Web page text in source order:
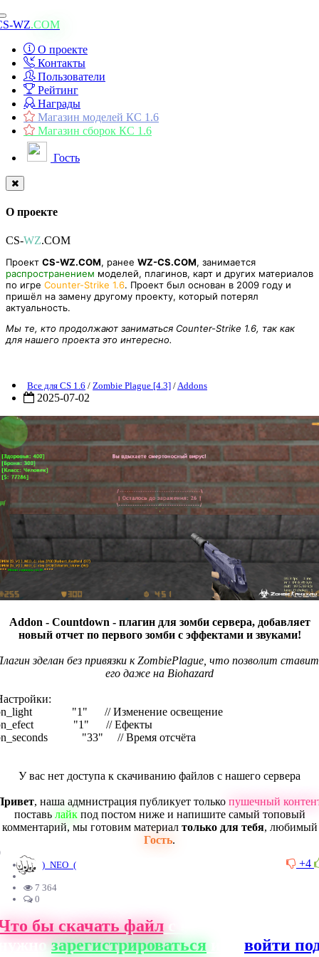
Toggle
navigation
WZ.COM
О проекте
Контакты
Пользователи
Рейтинг
Награды
Магазин моделей КС 1.6
Магазин сборок КС 1.6
Гость
О проекте
CS-WZ.COM
Проект CS-WZ.COM, ранее WZ-CS.COM, занимается
распространением моделей, плагинов, карт и других материалов
по игре Counter-Strike 1.6. Проект был основан в 2009 году и
пришёл на замену другому проекту, который потерял
актуальность.
Мы те, кто продолжают заниматься Counter-Strike 1.6, так как
для нашего проекта это интересно.
Все для CS 1.6 / Zombie Plague [4.3] / Addons
2025-07-02
Addon - Countdown - плагин для зомби сервера, добавляет
новый отчет по первого зомби с эффектами и звуками!
зделан без привязки к ZombiePlague, что позволит
его даже на Biohazard
"1" // Изменение освещение
"1" // Ефекты
"33" // Время отсчёта
У вас нет доступа к скачиванию файлов с нашего сервера
, наша адмнистрация публикует только пушечный
поставь лайкпод постом ниже и напишите самый топовый
комментарий, мы готовим материал только для тебя, любимый
Гость.
+4
)_NEO_(
7 364
0
бы скачать файлс нашего сайта,
зарегистрироваться
войти